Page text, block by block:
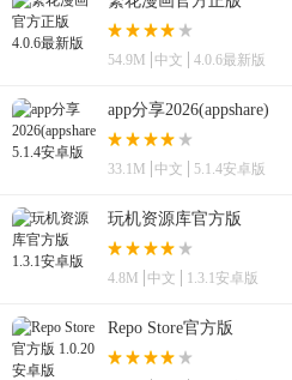
54.9M 中文 4.0.6最新版
app分享2026(appshare)
33.1M 中文 5.1.4安卓版
玩机资源库官方版
4.8M 中文 1.3.1安卓版
Repo Store官方版